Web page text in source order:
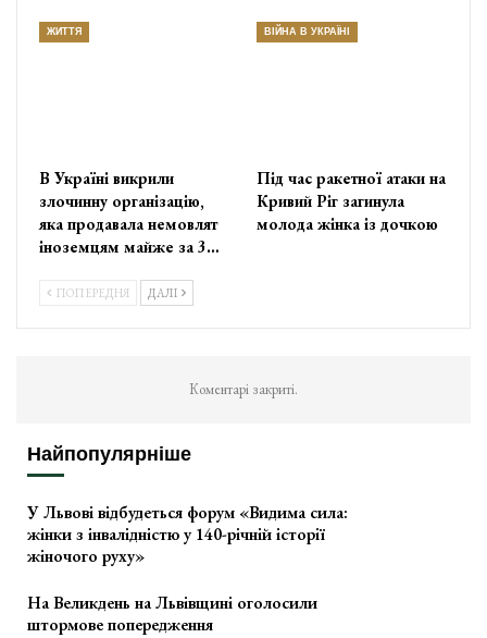
ЖИТТЯ
В Україні викрили
злочинну організацію,
яка продавала немовлят
іноземцям майже за 3…
ВІЙНА В УКРАЇНІ
Під час ракетної атаки на
Кривий Ріг загинула
молода жінка із дочкою
ПОПЕРЕДНЯ ДАЛІ
Коментарі закриті.
Найпопулярніше
У Львові відбудеться форум «Видима сила:
жінки з інвалідністю у 140-річній історії
жіночого руху»
На Великдень на Львівщині оголосили
штормове попередження